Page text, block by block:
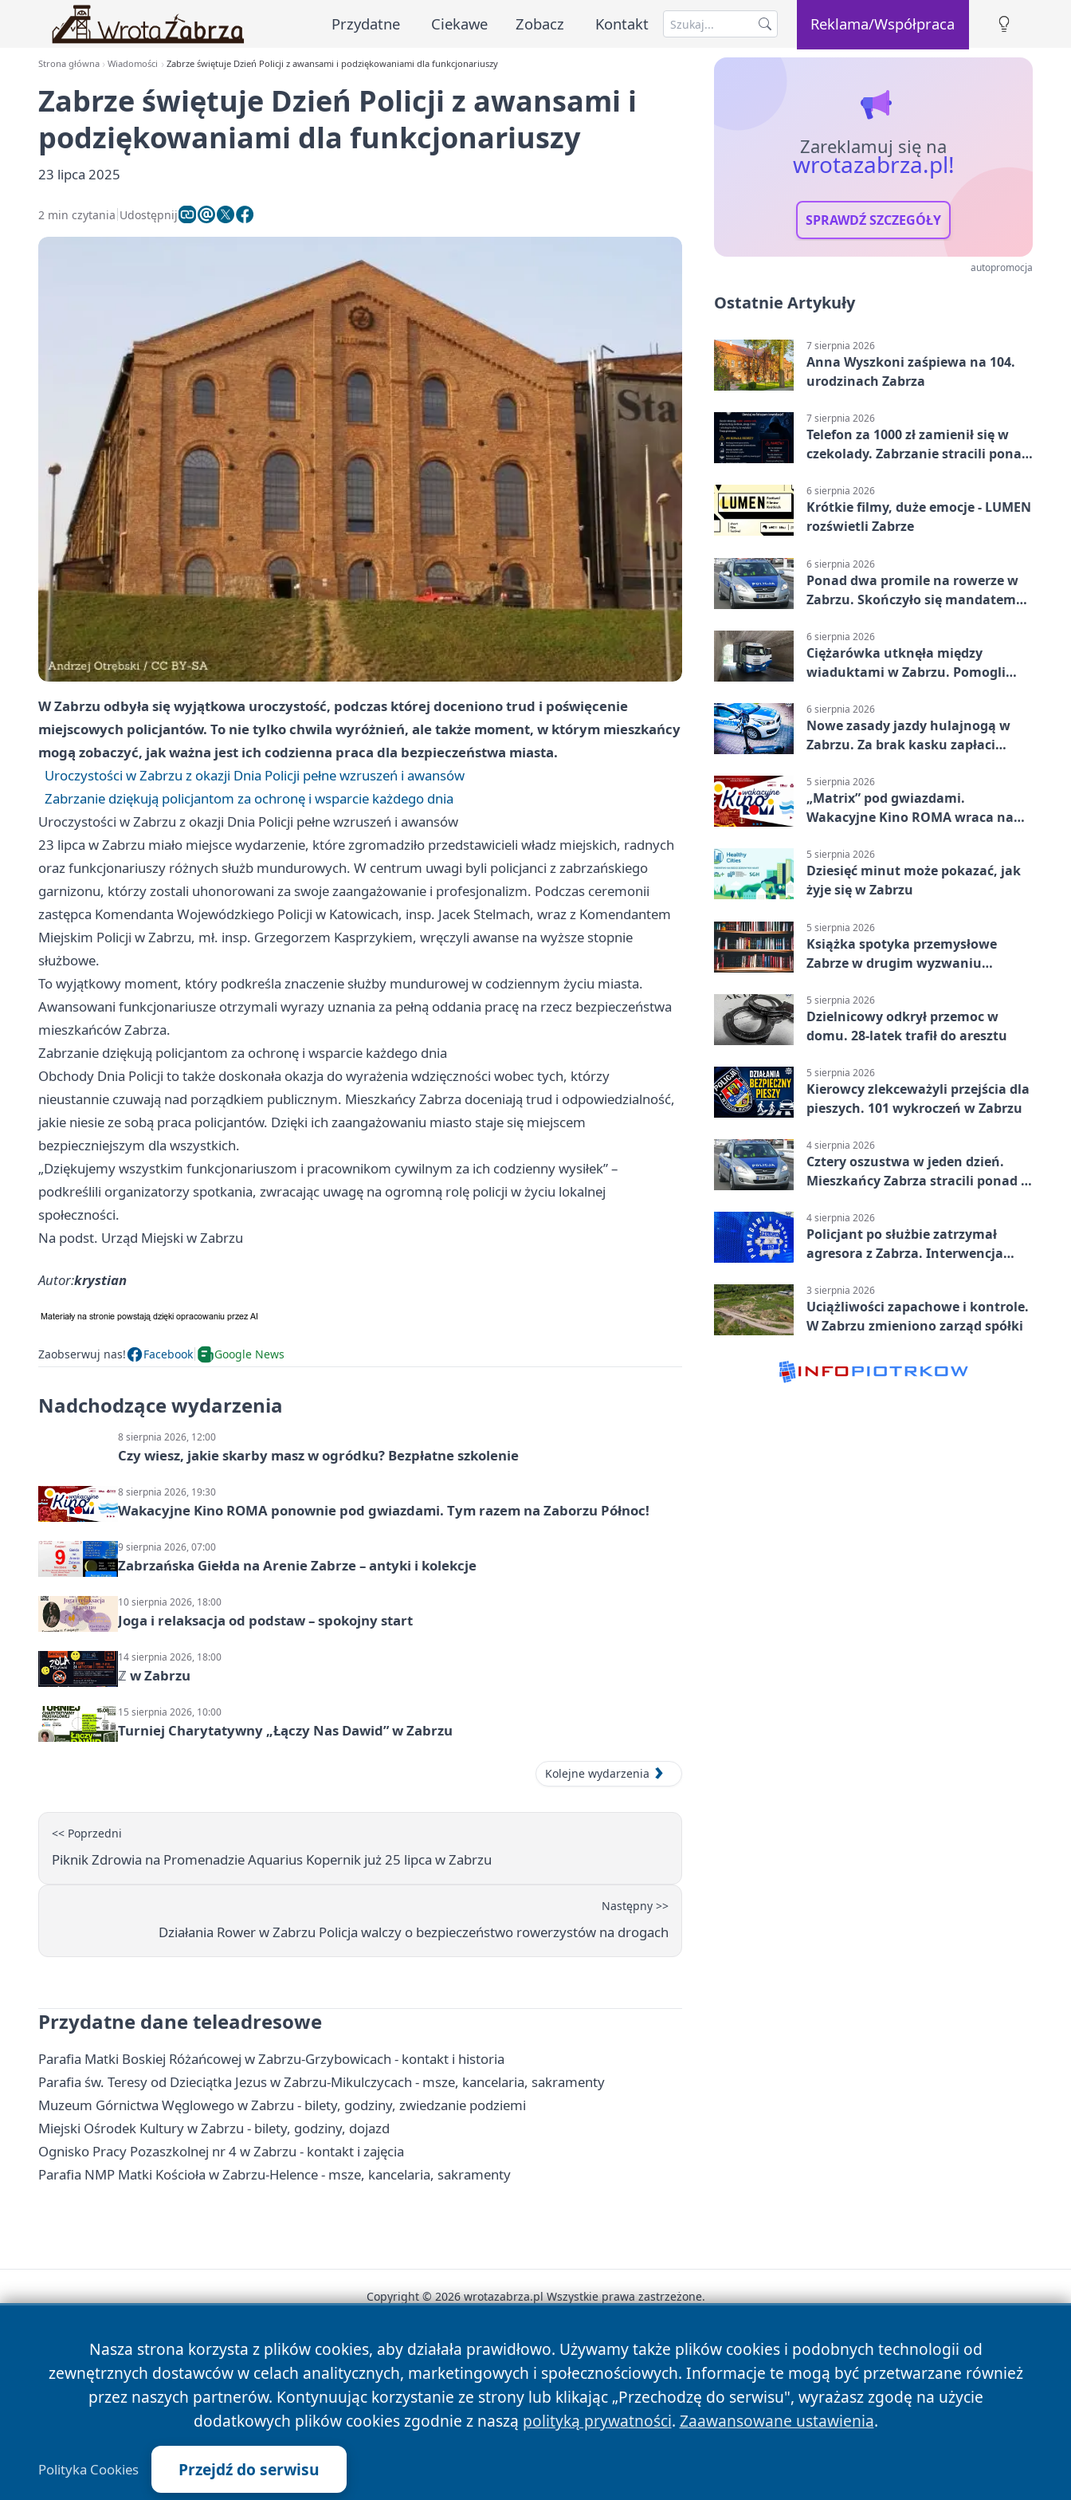
Przydatne Ciekawe Zobacz Kontakt Reklama/Współpraca
Strona główna Wiadomości Zabrze świętuje Dzień Policji z awansami i podziękowaniami dla funkcjonariuszy
Zabrze świętuje Dzień Policji z awansami i
podziękowaniami dla funkcjonariuszy
23 lipca 2025
2 min czytania Udostępnij
W Zabrzu odbyła się wyjątkowa uroczystość, podczas której doceniono trud i poświęcenie
miejscowych policjantów. To nie tylko chwila wyróżnień, ale także moment, w którym mieszkańcy
mogą zobaczyć, jak ważna jest ich codzienna praca dla bezpieczeństwa miasta.
Uroczystości w Zabrzu z okazji Dnia Policji pełne wzruszeń i awansów
Zabrzanie dziękują policjantom za ochronę i wsparcie każdego dnia
Uroczystości w Zabrzu z okazji Dnia Policji pełne wzruszeń i awansów
23 lipca w Zabrzu miało miejsce wydarzenie, które zgromadziło przedstawicieli władz miejskich, radnych
oraz funkcjonariuszy różnych służb mundurowych. W centrum uwagi byli policjanci z zabrzańskiego
garnizonu, którzy zostali uhonorowani za swoje zaangażowanie i profesjonalizm. Podczas ceremonii
zastępca Komendanta Wojewódzkiego Policji w Katowicach, insp. Jacek Stelmach, wraz z Komendantem
Miejskim Policji w Zabrzu, mł. insp. Grzegorzem Kasprzykiem, wręczyli awanse na wyższe stopnie
służbowe.
To wyjątkowy moment, który podkreśla znaczenie służby mundurowej w codziennym życiu miasta.
Awansowani funkcjonariusze otrzymali wyrazy uznania za pełną oddania pracę na rzecz bezpieczeństwa
mieszkańców Zabrza.
Zabrzanie dziękują policjantom za ochronę i wsparcie każdego dnia
Obchody Dnia Policji to także doskonała okazja do wyrażenia wdzięczności wobec tych, którzy
nieustannie czuwają nad porządkiem publicznym. Mieszkańcy Zabrza doceniają trud i odpowiedzialność,
jakie niesie ze sobą praca policjantów. Dzięki ich zaangażowaniu miasto staje się miejscem
bezpieczniejszym dla wszystkich.
„Dziękujemy wszystkim funkcjonariuszom i pracownikom cywilnym za ich codzienny wysiłek” –
podkreślili organizatorzy spotkania, zwracając uwagę na ogromną rolę policji w życiu lokalnej
społeczności.
Na podst. Urząd Miejski w Zabrzu
Autor:krystian
Zaobserwuj nas! Facebook Google News
Nadchodzące wydarzenia
8 sierpnia 2026, 12:00
Czy wiesz, jakie skarby masz w ogródku? Bezpłatne szkolenie
8 sierpnia 2026, 19:30
Wakacyjne Kino ROMA ponownie pod gwiazdami. Tym razem na Zaborzu Północ!
9 sierpnia 2026, 07:00
Zabrzańska Giełda na Arenie Zabrze – antyki i kolekcje
10 sierpnia 2026, 18:00
Joga i relaksacja od podstaw – spokojny start
14 sierpnia 2026, 18:00
ℤ w Zabrzu
15 sierpnia 2026, 10:00
Turniej Charytatywny „Łączy Nas Dawid” w Zabrzu
Kolejne wydarzenia
<< Poprzedni
Piknik Zdrowia na Promenadzie Aquarius Kopernik już 25 lipca w Zabrzu
Następny >>
Działania Rower w Zabrzu Policja walczy o bezpieczeństwo rowerzystów na drogach
Przydatne dane teleadresowe
Parafia Matki Boskiej Różańcowej w Zabrzu-Grzybowicach - kontakt i historia
Parafia św. Teresy od Dzieciątka Jezus w Zabrzu-Mikulczycach - msze, kancelaria, sakramenty
Muzeum Górnictwa Węglowego w Zabrzu - bilety, godziny, zwiedzanie podziemi
Miejski Ośrodek Kultury w Zabrzu - bilety, godziny, dojazd
Ognisko Pracy Pozaszkolnej nr 4 w Zabrzu - kontakt i zajęcia
Parafia NMP Matki Kościoła w Zabrzu-Helence - msze, kancelaria, sakramenty
Zareklamuj się na
wrotazabrza.pl!
SPRAWDŹ SZCZEGÓŁY
autopromocja
Ostatnie Artykuły
7 sierpnia 2026
Anna Wyszkoni zaśpiewa na 104.
urodzinach Zabrza
7 sierpnia 2026
Telefon za 1000 zł zamienił się w
czekolady. Zabrzanie stracili ponad
6 sierpnia 2026
Krótkie filmy, duże emocje - LUMEN
rozświetli Zabrze
6 sierpnia 2026
Ponad dwa promile na rowerze w
Zabrzu. Skończyło się mandatem
6 sierpnia 2026
Ciężarówka utknęła między
wiaduktami w Zabrzu. Pomogli
6 sierpnia 2026
Nowe zasady jazdy hulajnogą w
Zabrzu. Za brak kasku zapłaci
5 sierpnia 2026
„Matrix” pod gwiazdami.
Wakacyjne Kino ROMA wraca na
5 sierpnia 2026
Dziesięć minut może pokazać, jak
żyje się w Zabrzu
5 sierpnia 2026
Książka spotyka przemysłowe
Zabrze w drugim wyzwaniu
5 sierpnia 2026
Dzielnicowy odkrył przemoc w
domu. 28-latek trafił do aresztu
5 sierpnia 2026
Kierowcy zlekceważyli przejścia dla
pieszych. 101 wykroczeń w Zabrzu
4 sierpnia 2026
Cztery oszustwa w jeden dzień.
Mieszkańcy Zabrza stracili ponad 6
4 sierpnia 2026
Policjant po służbie zatrzymał
agresora z Zabrza. Interwencja
3 sierpnia 2026
Uciążliwości zapachowe i kontrole.
W Zabrzu zmieniono zarząd spółki
Nasza strona korzysta z plików cookies, aby działała prawidłowo. Używamy także plików cookies i podobnych technologii od
zewnętrznych dostawców w celach analitycznych, marketingowych i społecznościowych. Informacje te mogą być przetwarzane również
przez naszych partnerów. Kontynuując korzystanie ze strony lub klikając „Przechodzę do serwisu", wyrażasz zgodę na użycie
dodatkowych plików cookies zgodnie z naszą polityką prywatności. Zaawansowane ustawienia.
Polityka Cookies Przejdź do serwisu
Copyright © 2026 wrotazabrza.pl Wszystkie prawa zastrzeżone.
News Autorzy Polityka Prywatności Polityka Cookies